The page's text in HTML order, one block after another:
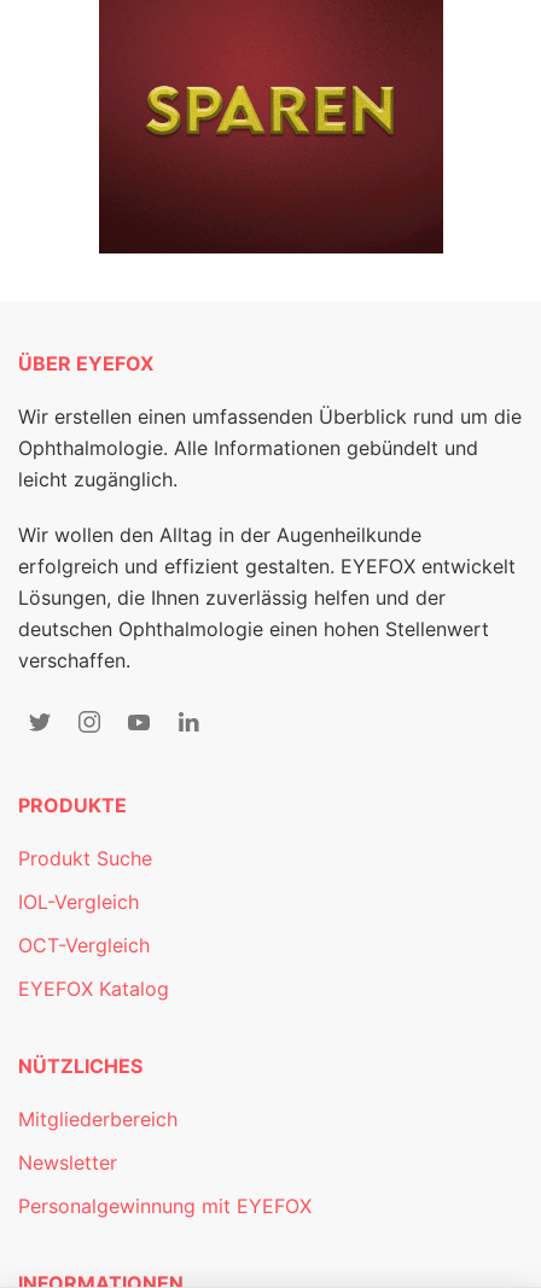
ÜBER EYEFOX
Wir erstellen einen umfassenden Überblick rund um die
Ophthalmologie. Alle Informationen gebündelt und
leicht zugänglich.
Wir wollen den Alltag in der Augenheilkunde
erfolgreich und effizient gestalten. EYEFOX entwickelt
Lösungen, die Ihnen zuverlässig helfen und der
deutschen Ophthalmologie einen hohen Stellenwert
verschaffen.
PRODUKTE
Produkt Suche
IOL-Vergleich
OCT-Vergleich
EYEFOX Katalog
NÜTZLICHES
Mitgliederbereich
Newsletter
Personalgewinnung mit EYEFOX